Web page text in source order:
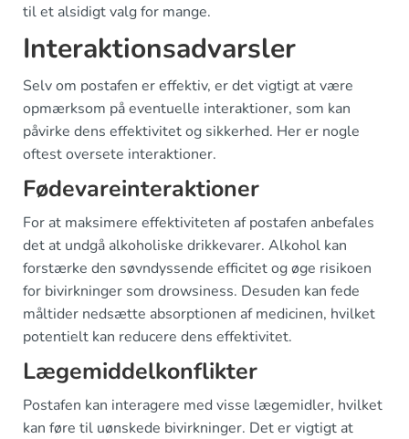
til et alsidigt valg for mange.
Interaktionsadvarsler
Selv om postafen er effektiv, er det vigtigt at være
opmærksom på eventuelle interaktioner, som kan
påvirke dens effektivitet og sikkerhed. Her er nogle
oftest oversete interaktioner.
Fødevareinteraktioner
For at maksimere effektiviteten af postafen anbefales
det at undgå alkoholiske drikkevarer. Alkohol kan
forstærke den søvndyssende efficitet og øge risikoen
for bivirkninger som drowsiness. Desuden kan fede
måltider nedsætte absorptionen af medicinen, hvilket
potentielt kan reducere dens effektivitet.
Lægemiddelkonflikter
Postafen kan interagere med visse lægemidler, hvilket
kan føre til uønskede bivirkninger. Det er vigtigt at